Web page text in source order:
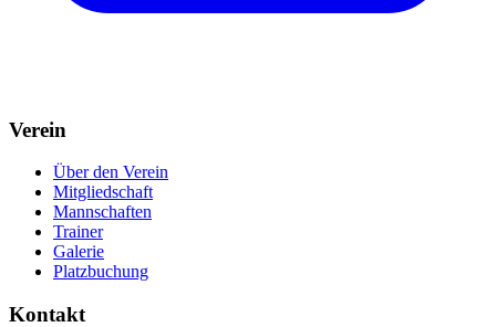
Verein
Über den Verein
Mitgliedschaft
Mannschaften
Trainer
Galerie
Platzbuchung
Kontakt